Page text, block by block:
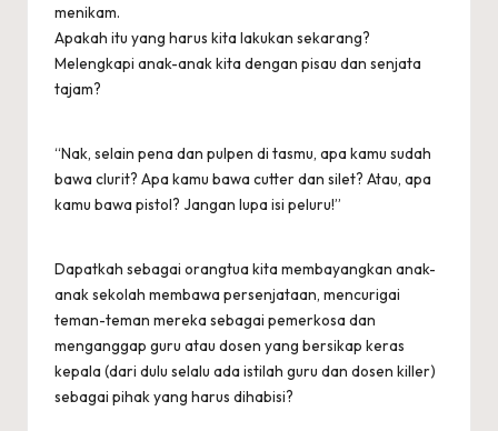
menikam.
Apakah itu yang harus kita lakukan sekarang?
Melengkapi anak-anak kita dengan pisau dan senjata
tajam?
“Nak, selain pena dan pulpen di tasmu, apa kamu sudah
bawa clurit? Apa kamu bawa cutter dan silet? Atau, apa
kamu bawa pistol? Jangan lupa isi peluru!”
Dapatkah sebagai orangtua kita membayangkan anak-
anak sekolah membawa persenjataan, mencurigai
teman-teman mereka sebagai pemerkosa dan
menganggap guru atau dosen yang bersikap keras
kepala (dari dulu selalu ada istilah guru dan dosen killer)
sebagai pihak yang harus dihabisi?